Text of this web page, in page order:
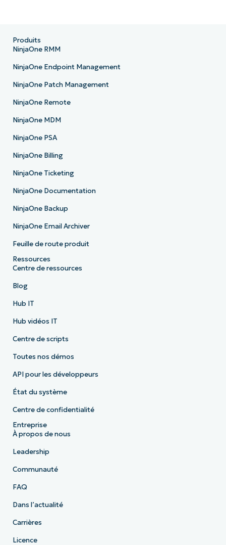
Produits
NinjaOne RMM
NinjaOne Endpoint Management
NinjaOne Patch Management
NinjaOne Remote
NinjaOne MDM
NinjaOne PSA
NinjaOne Billing
NinjaOne Ticketing
NinjaOne Documentation
NinjaOne Backup
NinjaOne Email Archiver
Feuille de route produit
Ressources
Centre de ressources
Blog
Hub IT
Hub vidéos IT
Centre de scripts
Toutes nos démos
API pour les développeurs
État du système
Centre de confidentialité
Entreprise
À propos de nous
Leadership
Communauté
FAQ
Dans l’actualité
Carrières
Licence